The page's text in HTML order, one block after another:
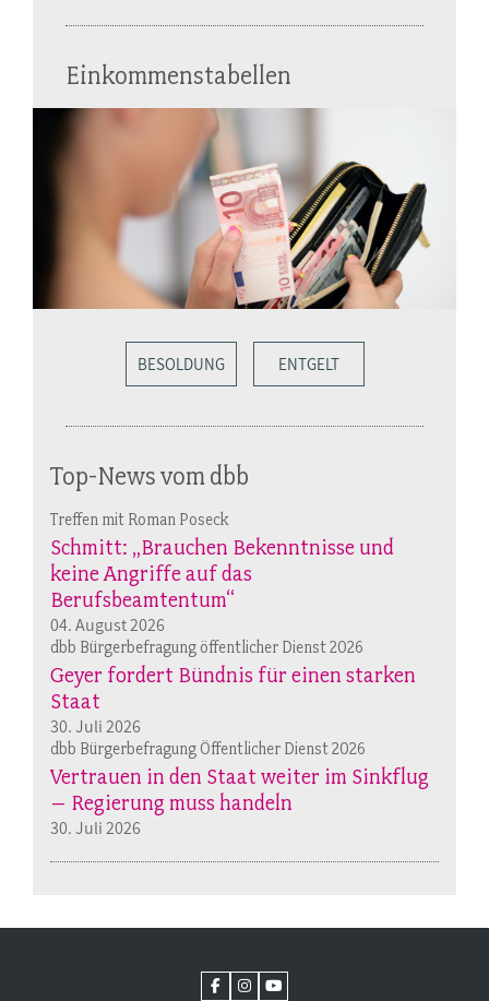
Einkommenstabellen
BESOLDUNG ENTGELT
Top-News vom dbb
Treffen mit Roman Poseck
Schmitt: „Brauchen Bekenntnisse und
keine Angriffe auf das
Berufsbeamtentum“
04. August 2026
dbb Bürgerbefragung öffentlicher Dienst 2026
Geyer fordert Bündnis für einen starken
Staat
30. Juli 2026
dbb Bürgerbefragung Öffentlicher Dienst 2026
Vertrauen in den Staat weiter im Sinkflug
– Regierung muss handeln
30. Juli 2026